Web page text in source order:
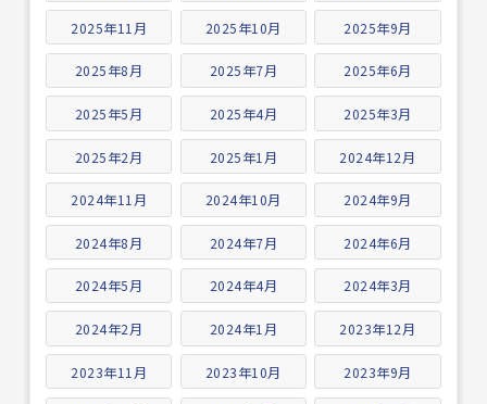
2025年11月 2025年10月 2025年9月
2025年8月 2025年7月 2025年6月
2025年5月 2025年4月 2025年3月
2025年2月 2025年1月 2024年12月
2024年11月 2024年10月 2024年9月
2024年8月 2024年7月 2024年6月
2024年5月 2024年4月 2024年3月
2024年2月 2024年1月 2023年12月
2023年11月 2023年10月 2023年9月